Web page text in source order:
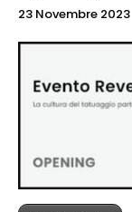
23 Novembre 2023